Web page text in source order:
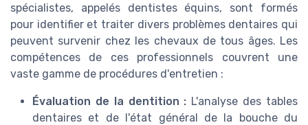
spécialistes, appelés dentistes équins, sont formés
pour identifier et traiter divers problèmes dentaires qui
peuvent survenir chez les chevaux de tous âges. Les
compétences de ces professionnels couvrent une
vaste gamme de procédures d'entretien :
Évaluation de la dentition : L'analyse des tables
dentaires et de l'état général de la bouche du